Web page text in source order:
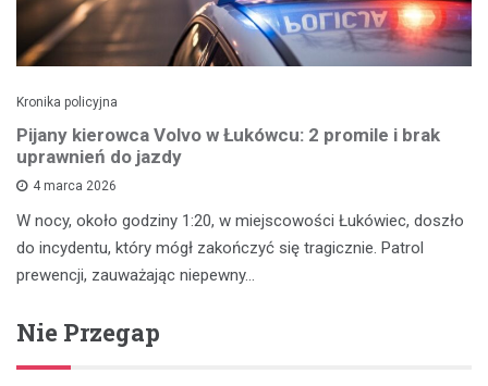
Kronika policyjna
Pijany kierowca Volvo w Łukówcu: 2 promile i brak
uprawnień do jazdy
4 marca 2026
W nocy, około godziny 1:20, w miejscowości Łukówiec, doszło
do incydentu, który mógł zakończyć się tragicznie. Patrol
prewencji, zauważając niepewny…
Nie Przegap